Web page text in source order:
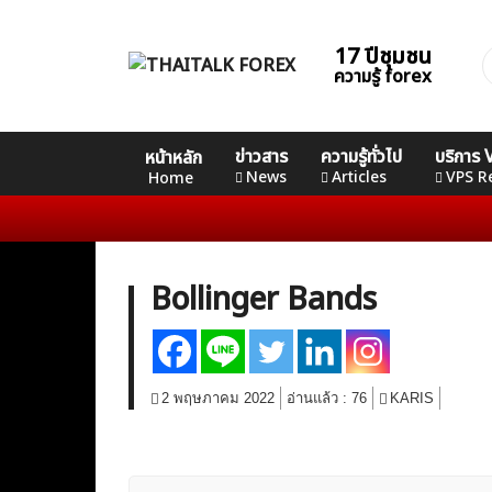
17 ปีชุมชน
ความรู้ forex
หน้าหลัก
Home
ข่าวสาร
News
ความรู้ทั่วไป
Articles
บริการ
VPS
VPS Register
คอร์ส
Basic
คอร์ส
Advance
คอร์ส
Professional
Bollinger Bands
2 พฤษภาคม 2022 อ่านแล้ว : 76 KARIS